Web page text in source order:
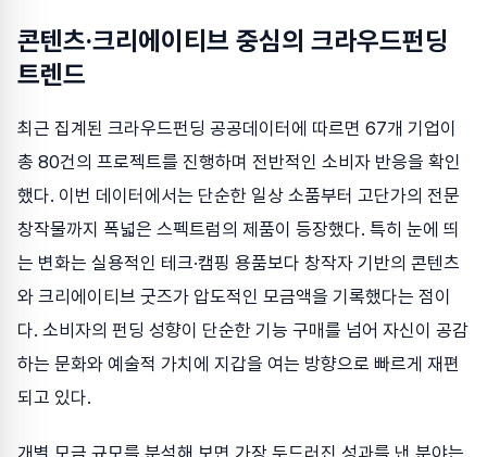
콘텐츠·크리에이티브 중심의 크라우드펀딩
트렌드
최근 집계된 크라우드펀딩 공공데이터에 따르면 67개 기업이
총 80건의 프로젝트를 진행하며 전반적인 소비자 반응을 확인
했다. 이번 데이터에서는 단순한 일상 소품부터 고단가의 전문
창작물까지 폭넓은 스펙트럼의 제품이 등장했다. 특히 눈에 띄
는 변화는 실용적인 테크·캠핑 용품보다 창작자 기반의 콘텐츠
와 크리에이티브 굿즈가 압도적인 모금액을 기록했다는 점이
다. 소비자의 펀딩 성향이 단순한 기능 구매를 넘어 자신이 공감
하는 문화와 예술적 가치에 지갑을 여는 방향으로 빠르게 재편
되고 있다.
개별 모금 규모를 분석해 보면 가장 두드러진 성과를 낸 분야는